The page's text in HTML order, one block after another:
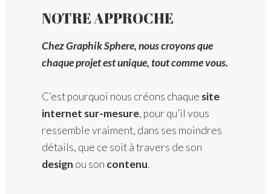
NOTRE APPROCHE
Chez Graphik Sphere, nous croyons que
chaque projet est unique, tout comme vous.
C’est pourquoi nous créons chaque site
internet sur-mesure, pour qu’il vous
ressemble vraiment, dans ses moindres
détails, que ce soit à travers de son
design ou son contenu.